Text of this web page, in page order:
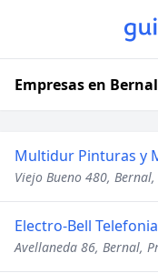
Empresas en
Multidur Pinturas y
Viejo Bueno 480,
Electro-Bell Telefonia
Avellaneda 86, Bernal,